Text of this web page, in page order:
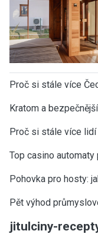
Proč si stále více
Kratom a
Proč si stále více lidí
Top casino automaty
Pohovka pro hosty:
Pět výhod
jitulciny-